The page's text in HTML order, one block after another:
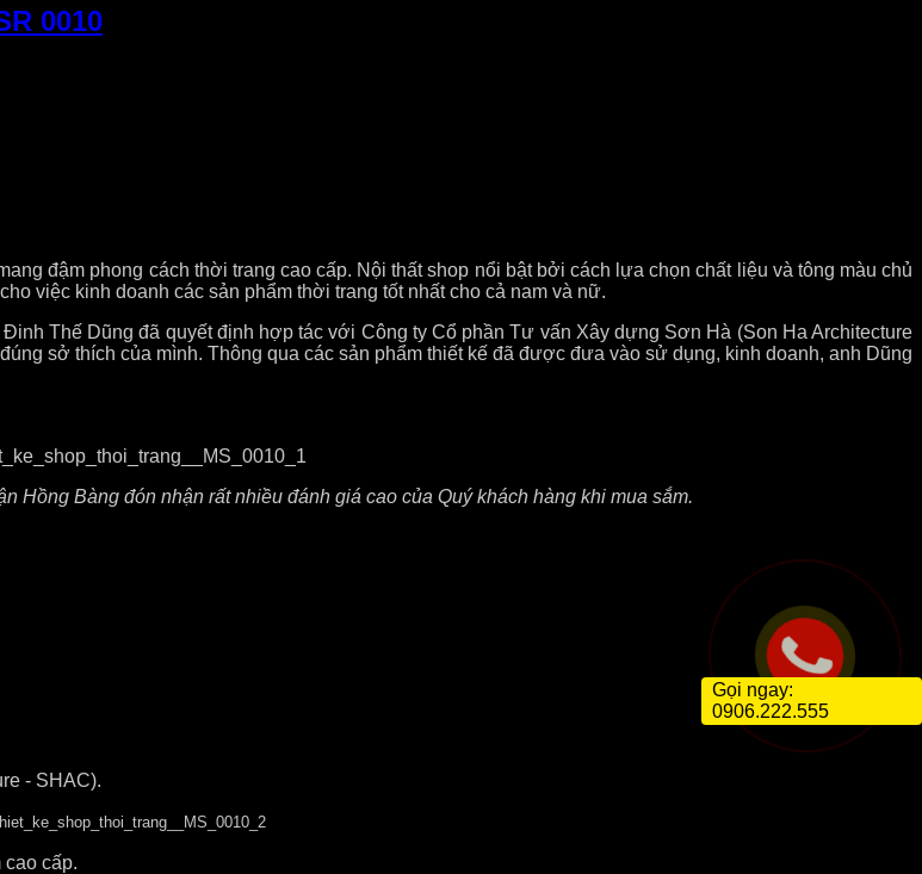
0010
đậm phong cách thời trang cao cấp. Nội thất shop nổi bật bởi cách lựa chọn chất liệu và tông màu chủ
việc kinh doanh các sản phẩm thời trang tốt nhất cho cả nam và nữ.
Thế Dũng đã quyết định hợp tác với Công ty Cổ phần Tư vấn Xây dựng Sơn Hà (Son Ha Architecture
sở thích của mình. Thông qua các sản phẩm thiết kế đã được đưa vào sử dụng, kinh doanh, anh Dũng
Hồng Bàng đón nhận rất nhiều đánh giá cao của Quý khách hàng khi mua sắm.
- SHAC).
cấp.
Gọi ngay:
0906.222.555